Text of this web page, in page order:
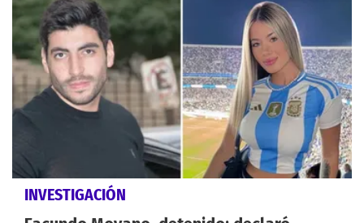
INVESTIGACIÓN